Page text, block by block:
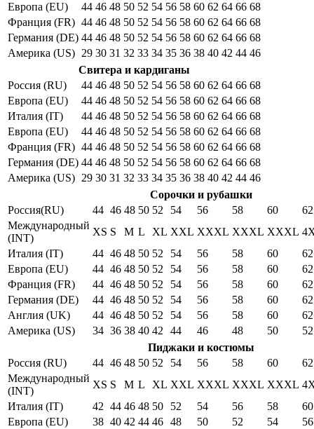
Европа (EU)
44 46 48 50 52 54 56 58 60 62 64 66 68
Франция (FR) 44 46 48 50 52 54 56 58 60 62 64 66 68
Германия (DE) 44 46 48 50 52 54 56 58 60 62 64 66 68
Америка (US) 29 30 31 32 33 34 35 36 38 40 42 44 46
Свитера и кардиганы
Россия (RU)
44 46 48 50 52 54 56 58 60 62 64 66 68
Европа (EU)
44 46 48 50 52 54 56 58 60 62 64 66 68
Италия (IT)
44 46 48 50 52 54 56 58 60 62 64 66 68
Европа (EU)
44 46 48 50 52 54 56 58 60 62 64 66 68
Франция (FR) 44 46 48 50 52 54 56 58 60 62 64 66 68
Германия (DE) 44 46 48 50 52 54 56 58 60 62 64 66 68
Америка (US) 29 30 31 32 33 34 35 36 38 40 42 44 46
Сорочки и рубашки
Россия(RU)
44 46 48 50 52 54 56 58 60
62
Международный
(INT)
XS S M L XL XXL XXXL XXXL XXXL
Италия (IT)
44 46 48 50 52 54 56 58 60
62
Европа (EU)
44 46 48 50 52 54 56 58 60
62
Франция (FR)
44 46 48 50 52 54 56 58 60
62
Германия (DE)
44 46 48 50 52 54 56 58 60
62
Англия (UK)
44 46 48 50 52 54 56 58 60
62
Америка (US)
34 36 38 40 42 44 46 48 50
52
Пиджаки и костюмы
Россия (RU)
44 46 48 50 52 54 56 58 60
62
Международный
(INT)
XS S M L XL XXL XXXL XXXL XXXL
Италия (IT)
42 44 46 48 50 52 54 56 58
60
Европа (EU)
38 40 42 44 46 48 50 52 54
56